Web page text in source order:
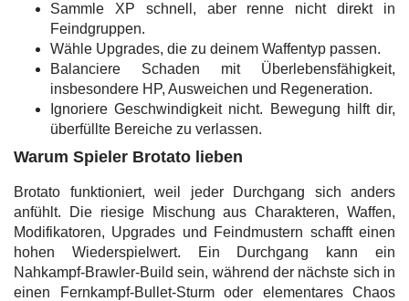
Sammle XP schnell, aber renne nicht direkt in
Feindgruppen.
Wähle Upgrades, die zu deinem Waffentyp passen.
Balanciere Schaden mit Überlebensfähigkeit,
insbesondere HP, Ausweichen und Regeneration.
Ignoriere Geschwindigkeit nicht. Bewegung hilft dir,
überfüllte Bereiche zu verlassen.
Warum Spieler Brotato lieben
Brotato funktioniert, weil jeder Durchgang sich anders
anfühlt. Die riesige Mischung aus Charakteren, Waffen,
Modifikatoren, Upgrades und Feindmustern schafft einen
hohen Wiederspielwert. Ein Durchgang kann ein
Nahkampf-Brawler-Build sein, während der nächste sich in
einen Fernkampf-Bullet-Sturm oder elementares Chaos